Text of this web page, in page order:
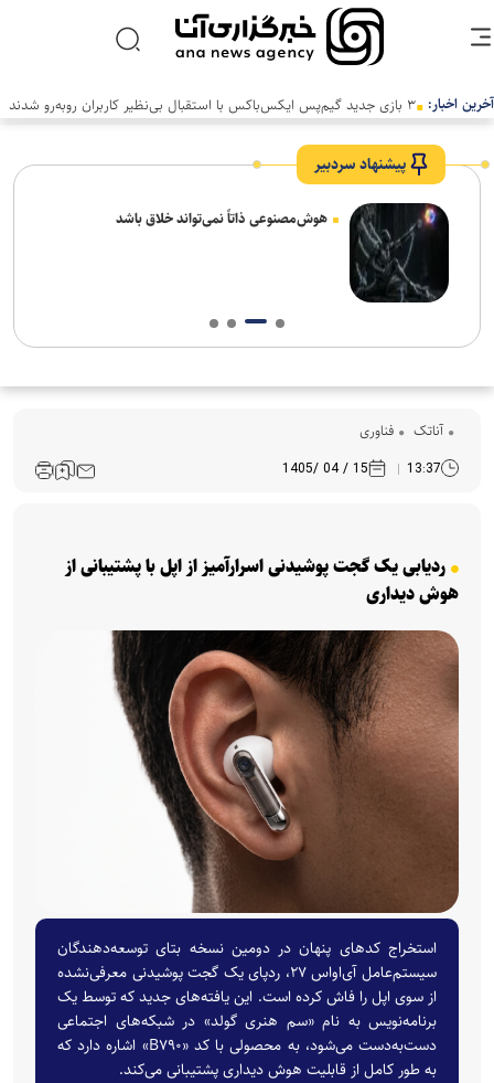
آخرین اخبار:
پیشنهاد سردبیر
هوش‌مصنوعی ذاتاً نمی‌تواند خلاق باشد
آناتک فناوری
13:37
15 / 04 /1405
ردیابی یک گجت پوشیدنی اسرارآمیز از اپل با پشتیبانی از
هوش دیداری
استخراج کد‌های پنهان در دومین نسخه بتای توسعه‌دهندگان
سیستم‌عامل آی‌اواس ۲۷، ردپای یک گجت پوشیدنی معرفی‌نشده
از سوی اپل را فاش کرده است. این یافته‌های جدید که توسط یک
برنامه‌نویس به نام «سم هنری گولد» در شبکه‌های اجتماعی
دست‌به‌دست می‌شود، به محصولی با کد «B۷۹۰» اشاره دارد که
به طور کامل از قابلیت هوش دیداری پشتیبانی می‌کند.